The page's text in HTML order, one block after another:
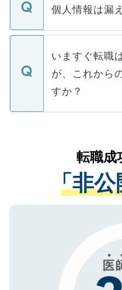
■応募殺到を避
関を公にしてし
に、医療機関が
みを人材紹介会
ています。
ん。また、仮に
定を承諾する必
の辞退の連絡は
個人情報は漏
個人情報が漏え
で、ご安心くだ
などで収集した
ご本人のキャリ
支援を目的に使
ているすべての
は、個人情報の
管理基準を満た
る、プライバシ
で、機密保持に
いますぐ転職
が、これから
すか？
かがいして、現
経験をまじえな
させていただき
ない方には、長
ので、まずはご
転職成
「非